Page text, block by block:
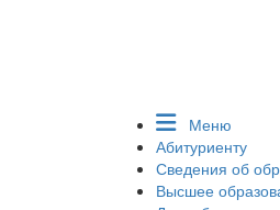
Меню
Абитуриенту
Сведения об
Высшее